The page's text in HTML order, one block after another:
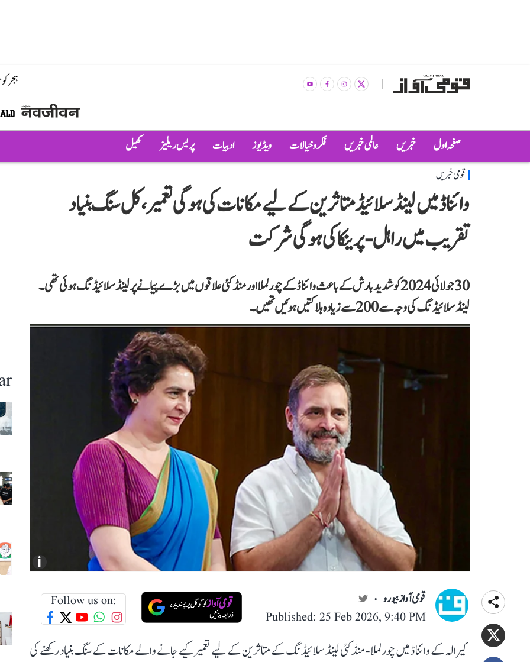
ہجر
صفحہ اول خبریں عالمی خبریں فکر و خیالات ویڈیوز ادبیات پریس ریلیز کھیل
قومی خبریں
وائناڈ میں لینڈ سلائیڈ متاثرین کے لیے مکانات کی ہوگی تعمیر، کل سنگ بنیاد
تقریب میں راہل-پرینکا کی ہوگی شرکت
30 جولائی 2024 کو شدید بارش کے باعث وائناڈ کے چورلملا اور منڈکئی علاقوں میں بڑے پیمانے پر لینڈ سلائیڈنگ ہوئی تھی۔
لینڈ سلائیڈنگ کی وجہ سے 200 سے زیادہ ہلاکتیں ہوئیں تھیں۔
i
قومی آواز بیورو
Published: 25 Feb 2026, 9:40 PM
Follow us on:
کیرالہ کے وائناڈ میں چورلملا-منڈکئی لینڈ سلائیڈنگ کے متاثرین کے لیے تعمیر کیے جانے والے مکانات کے سنگ بنیاد رکھنے کی